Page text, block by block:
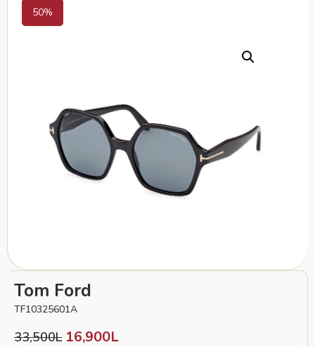
50%
Tom Ford
TF10325601A
33,500L 16,900L